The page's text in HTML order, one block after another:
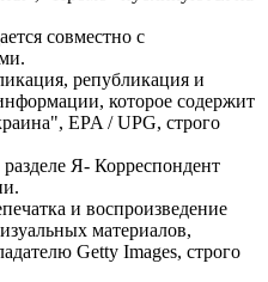
совместно с
републикация и
которое содержит
EPA / UPG, строго
Я- Корреспондент
и воспроизведение
материалов,
Getty Images, строго